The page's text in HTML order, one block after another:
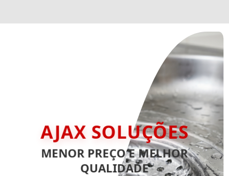
AJAX SOLUÇÕES
MENOR PREÇO E MELHOR
QUALIDADE